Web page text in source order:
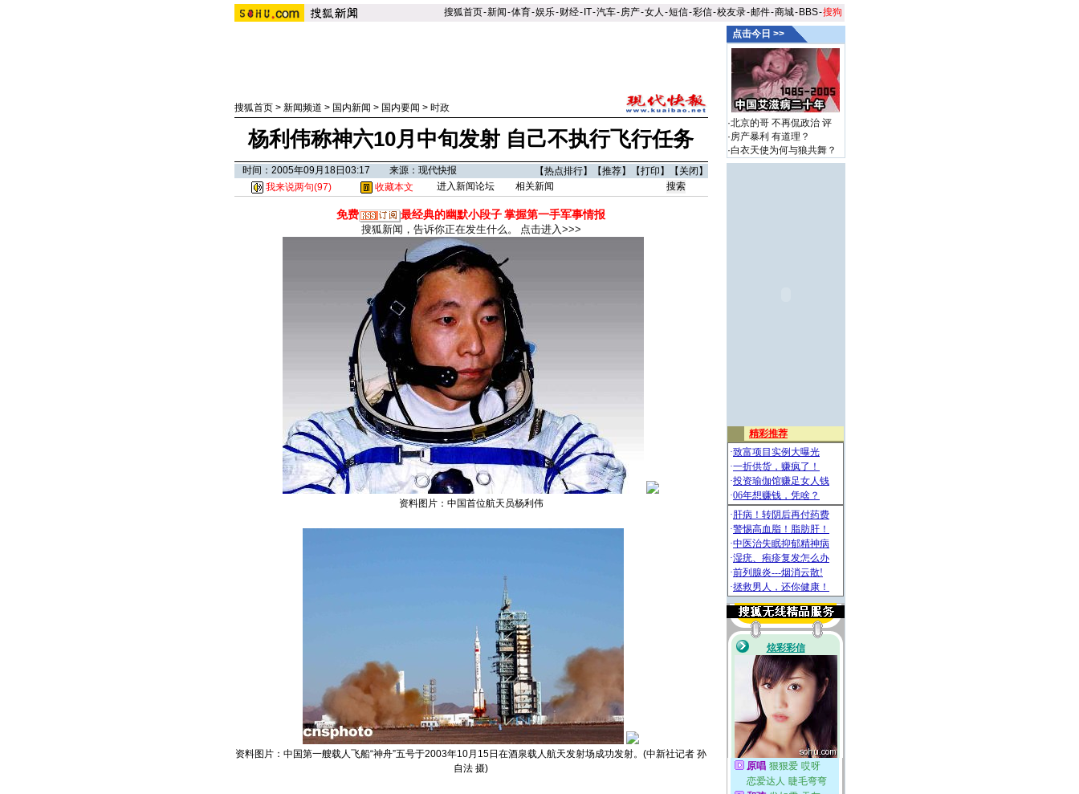
搜狐首页-新闻-体育-娱乐-财经- IT-汽车-房产-女人 -短信-彩信-校友录-邮件-商城- BBS-搜狗
搜狐首页> 新闻频道 > 国内新闻 > 国内要闻 > 时政
杨利伟称神六10月中旬发射 自己不执行飞行任务
时间：2005年09月18日03:17 来源：现代快报 【热点排行】【推荐】【打印 】【 关闭 】
我来说两句(97) 收藏本文 进入新闻论坛 相关新闻
免费 最经典的幽默小段子掌握第一手军事情报
搜狐新闻，告诉你正在发生什么。 点击进入>>>
资料图片：中国首位航天员杨利伟
资料图片：中国第一艘载人飞船“神舟”五号于2003年10月15日在酒泉载人航天发射场成功发射。(中新社记者 孙
自法 摄)
点击今日 >>
·北京的哥 不再侃政治 评
·房产暴利 有道理？
·白衣天使为何与狼共舞？